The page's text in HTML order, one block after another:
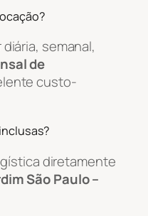
semanal,
de
custo-
diretamente
São Paulo –